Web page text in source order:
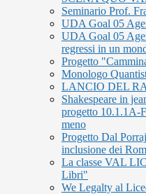
Seminario Prof.
UDA Goal 05
UDA Goal 05
regressi in un
Progetto
Monologo
LANCIO DEL
Shakespeare in
progetto 10.1.1A-
meno
Progetto Dal
inclusione dei
La classe VAL
Libri"
We Legalty al